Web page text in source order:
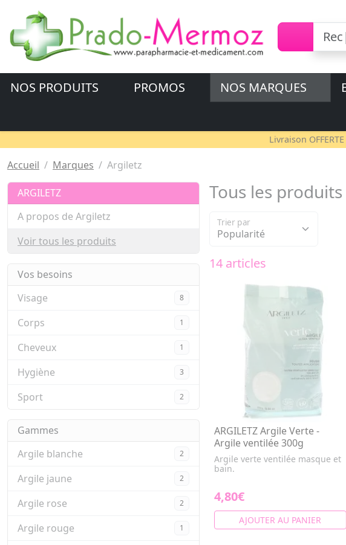
NOS PRODUITS PROMOS NOS MARQUES
Livraison
Accueil Marques Argiletz
ARGILETZ
A propos de Argiletz
Voir tous les produits
Vos besoins
Visage
8
Corps 1
Cheveux 1
Hygiène 3
Sport 2
Gammes
Argile blanche
2
Argile jaune 2
Argile rose 2
Argile rouge 1
Tous les
Trier par
14 articles
ARGILETZ Argile Verte -
Argile ventilée 300g
Argile verte ventilée masque et
bain.
4,80€
AJOUTER AU PANIER